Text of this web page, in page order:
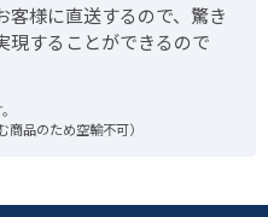
様に直送するので、驚き
現することができるので
商品のため空輸不可）